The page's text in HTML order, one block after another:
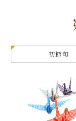
初節句